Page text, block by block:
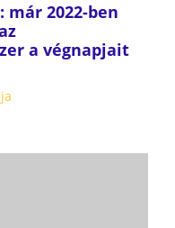
már 2022-ben
a végnapjait